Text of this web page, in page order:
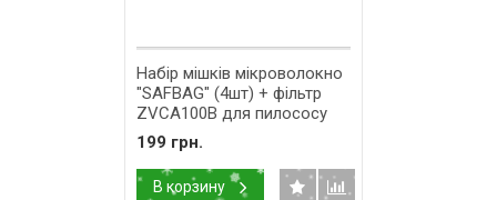
Набір мішків мікроволокно
"SAFBAG" (4шт) + фільтр
ZVCA100B для пилососу
Zelmer 12006466 (12003415)
199 грн.
В корзину